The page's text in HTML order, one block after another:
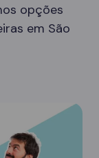
opções
em São